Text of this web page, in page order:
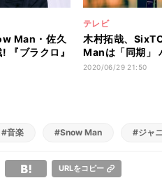
Man・佐久
『ブラクロ』
テレビ
木村拓哉、
Manは「同期」
チェック
2020/06/29 21:50
#音楽 #Snow Man #ジャ
URLをコピー